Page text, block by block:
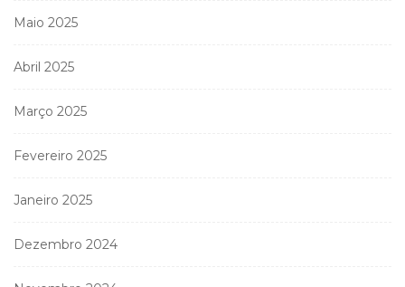
Maio 2025
Abril 2025
Março 2025
Fevereiro 2025
Janeiro 2025
Dezembro 2024